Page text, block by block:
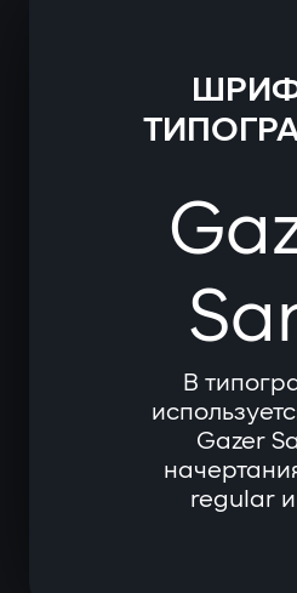
В
Gazer
regular